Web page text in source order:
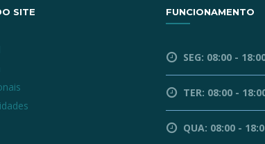
SITE FUNCIONAMENTO
SEG: 08:00 -
TER: 08:00 -
QUA: 08:00 -